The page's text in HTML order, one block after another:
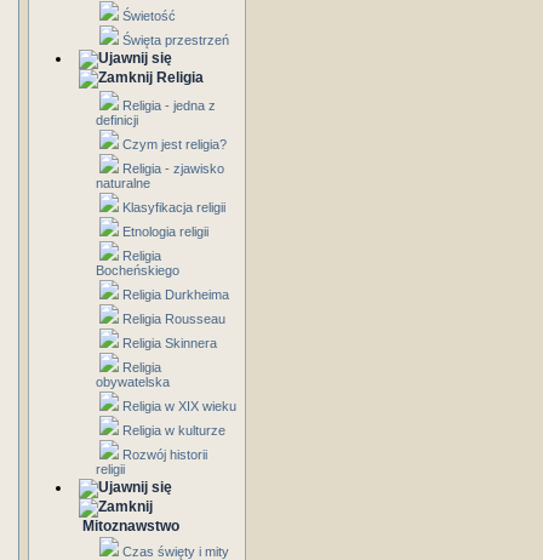
Świetość
Święta przestrzeń
Religia
Religia - jedna z
definicji
Czym jest religia?
Religia - zjawisko
naturalne
Klasyfikacja religii
Etnologia religii
Religia
Bocheńskiego
Religia Durkheima
Religia Rousseau
Religia Skinnera
Religia
obywatelska
Religia w XIX wieku
Religia w kulturze
Rozwój historii
religii
Mitoznawstwo
Czas święty i mity